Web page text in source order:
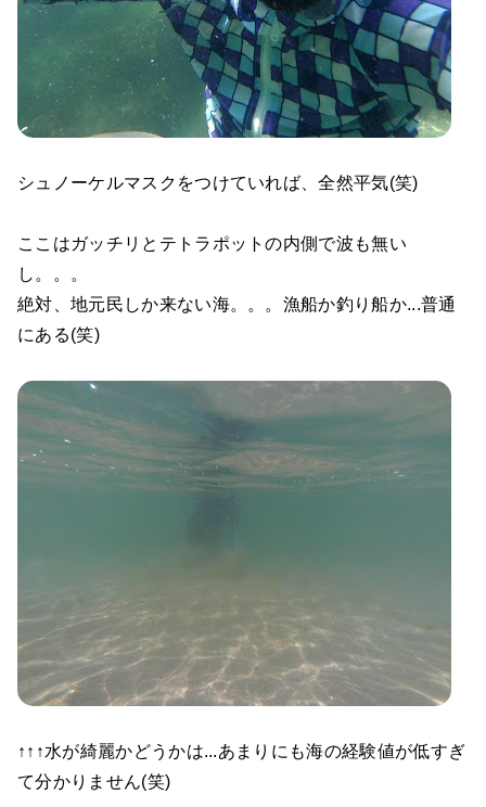
シュノーケルマスクをつけていれば、全然平気(笑)
ここはガッチリとテトラポットの内側で波も無い
し。。。
絶対、地元民しか来ない海。。。漁船か釣り船か...普通
にある(笑)
↑↑↑水が綺麗かどうかは...あまりにも海の経験値が低すぎ
て分かりません(笑)